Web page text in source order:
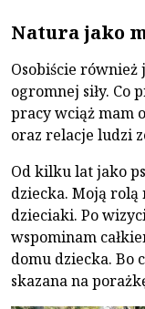
Natura jako
Osobiście również
ogromnej siły. Co
pracy wciąż mam
oraz relacje ludzi
Od kilku lat jako
dziecka. Moją
dzieciaki. Po
wspominam
domu dziecka. Bo
skazana na